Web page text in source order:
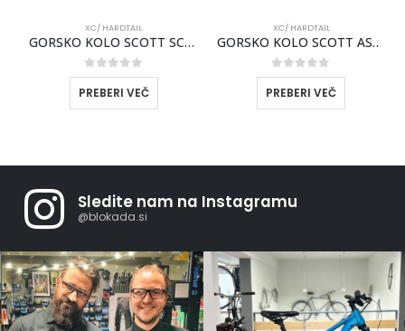
XC/ HARDTAIL
GORSKO KOLO SCOTT SCALE 980 MODER 2024
0out of 5
PREBERI VEČ
XC/ HARDTAIL
GORSKO KOLO SCOTT ASPECT 920 2024
0out of 5
PREBERI VEČ
Sledite nam na Instagramu
@blokada.si